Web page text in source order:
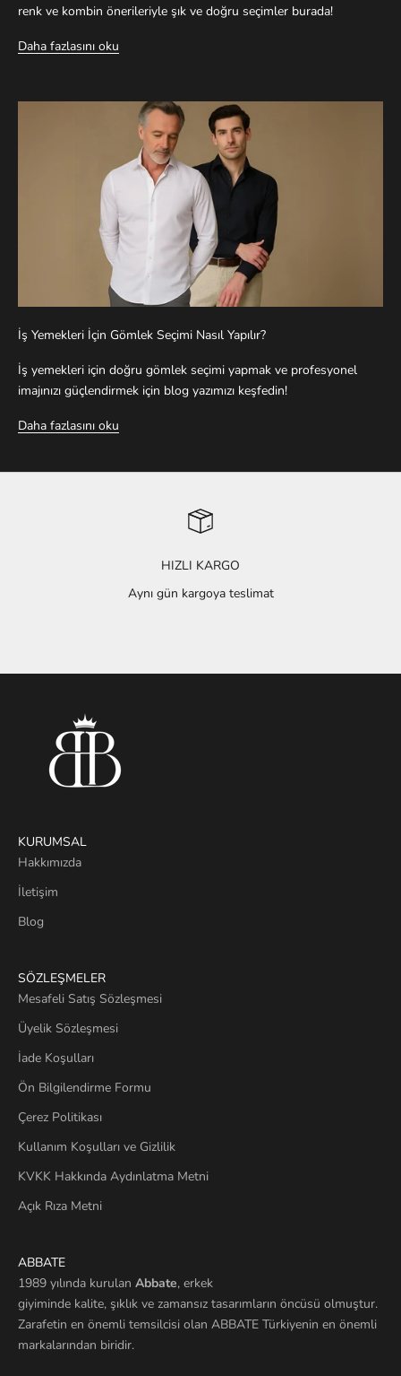
renk ve kombin önerileriyle şık ve doğru seçimler burada!
Daha fazlasını oku
İş Yemekleri İçin Gömlek Seçimi Nasıl Yapılır?
İş yemekleri için doğru gömlek seçimi yapmak ve profesyonel
imajınızı güçlendirmek için blog yazımızı keşfedin!
Daha fazlasını oku
HIZLI KARGO
Aynı gün kargoya teslimat
KURUMSAL
Hakkımızda
İletişim
Blog
SÖZLEŞMELER
Mesafeli Satış Sözleşmesi
Üyelik Sözleşmesi
İade Koşulları
Ön Bilgilendirme Formu
Çerez Politikası
Kullanım Koşulları ve Gizlilik
KVKK Hakkında Aydınlatma Metni
Açık Rıza Metni
ABBATE
1989 yılında kurulan Abbate, erkek
giyiminde kalite, şıklık ve zamansız tasarımların öncüsü olmuştur.
Zarafetin en önemli temsilcisi olan ABBATE Türkiyenin en önemli
markalarından biridir.